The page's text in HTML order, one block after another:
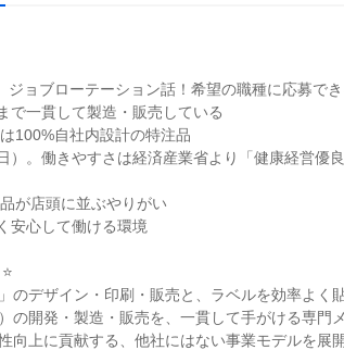
ジョブローテーション話！希望の職種に応募でき
で一貫して製造・販売している
100%自社内設計の特注品
）。働きやすさは経済産業省より「健康経営優
が店頭に並ぶやりがい
安心して働ける環境
のデザイン・印刷・販売と、ラベルを効率よく
の開発・製造・販売を、一貫して手がける専門
向上に貢献する、他社にはない事業モデルを展